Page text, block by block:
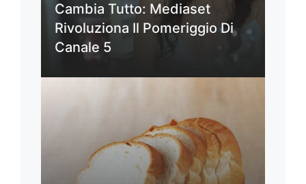
Cambia Tutto: Mediaset
Rivoluziona Il Pomeriggio Di
Canale 5